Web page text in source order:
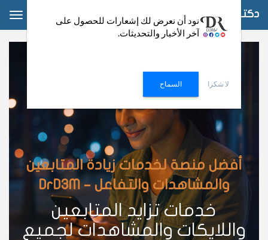
دكتور دعم
أفضل منصة لخدمات زيادة المتابعين
والمشاهدات والتفاعل – DrD3M
خدمات تزايد المتابعين
واللايكات والمشاهدات لجميع
نود أن نعرض لك إشعارات للحصول على
آخر الأخبار والتحديثات.
لا شكرا السماح